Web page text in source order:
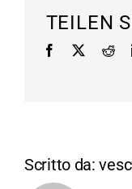
TEILEN
Facebook
Scritto da: